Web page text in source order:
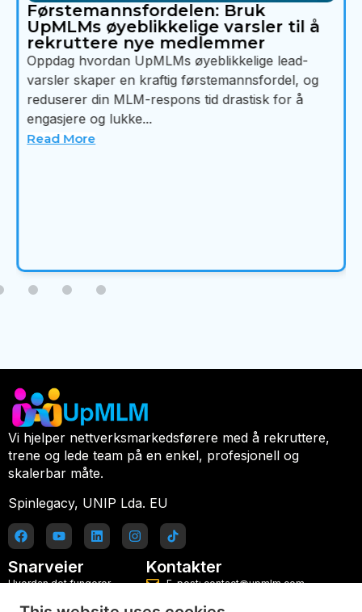
Førstemannsfordelen: Bruk
UpMLMs øyeblikkelige varsler til å
rekruttere nye medlemmer
Oppdag hvordan UpMLMs øyeblikkelige lead-
varsler skaper en kraftig førstemannsfordel, og
reduserer din MLM-respons tid drastisk for å
engasjere og lukke...
Read More
Vi hjelper nettverksmarkedsførere med å rekruttere,
trene og lede team på en enkel, profesjonell og
skalerbar måte.
Spinlegacy, UNIP Lda. EU
Snarveier
Hvordan det fungerer
Kontakter
E-post: contact@upmlm.com